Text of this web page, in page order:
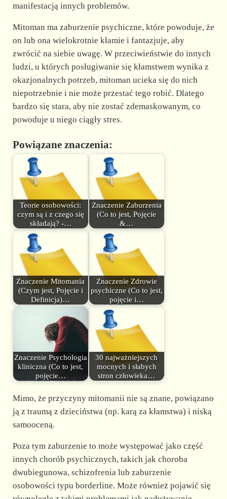
manifestacją innych problemów.
Mitoman ma zaburzenie psychiczne, które powoduje, że
on lub ona wielokrotnie kłamie i fantazjuje, aby
zwrócić na siebie uwagę. W przeciwieństwie do innych
ludzi, u których posługiwanie się kłamstwem wynika z
okazjonalnych potrzeb, mitoman ucieka się do nich
niepotrzebnie i nie może przestać tego robić. Dlatego
bardzo się stara, aby nie zostać zdemaskowanym, co
powoduje u niego ciągły stres.
Powiązane znaczenia:
Teorie osobowości:
czym są i z czego się
składają? -…
Znaczenie Zaburzenia
(Co to jest, Pojęcie
&…
Znaczenie Mitomania
(Czym jest, Pojęcie i
Definicja)…
Znaczenie Zdrowie
psychiczne (Co to jest,
pojęcie i…
Znaczenie Psychologia
kliniczna (Co to jest,
pojęcie…
30 najważniejszych
mocnych i słabych
stron człowieka…
Mimo, że przyczyny mitomanii nie są znane, powiązano
ją z traumą z dzieciństwa (np. karą za kłamstwa) i niską
samooceną.
Poza tym zaburzenie to może występować jako część
innych chorób psychicznych, takich jak choroba
dwubiegunowa, schizofrenia lub zaburzenie
osobowości typu borderline. Może również pojawić się